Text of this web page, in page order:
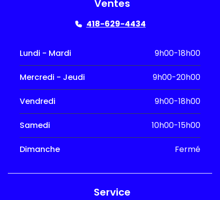
Ventes
418-629-4434
Lundi - Mardi 9h00-18h00
Mercredi - Jeudi 9h00-20h00
Vendredi 9h00-18h00
Samedi 10h00-15h00
Dimanche Fermé
Service